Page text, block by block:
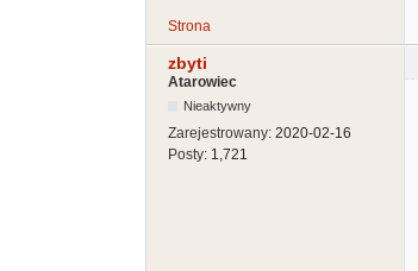
Strona
zbyti
Atarowiec
Nieaktywny
Zarejestrowany: 2020-02-16
Posty: 1,721